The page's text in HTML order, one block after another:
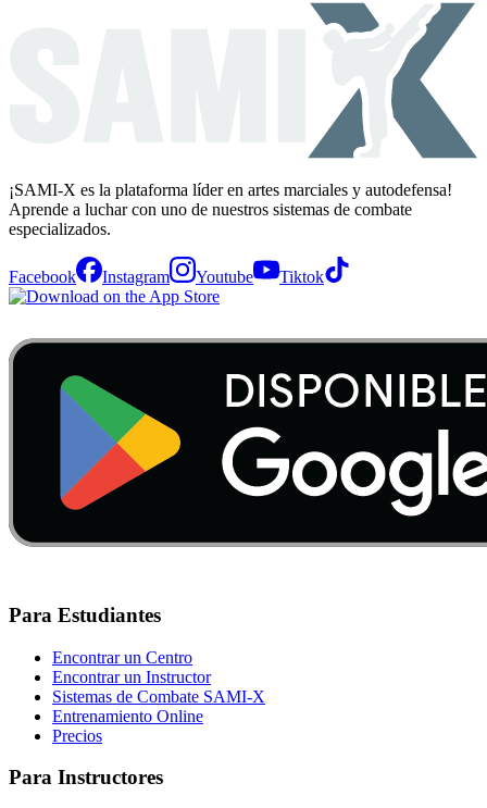
¡SAMI-X es la plataforma líder en artes marciales y autodefensa!
Aprende a luchar con uno de nuestros sistemas de combate
especializados.
Facebook Instagram Youtube Tiktok
Para Estudiantes
Encontrar un Centro
Encontrar un Instructor
Sistemas de Combate SAMI-X
Entrenamiento Online
Precios
Para Instructores